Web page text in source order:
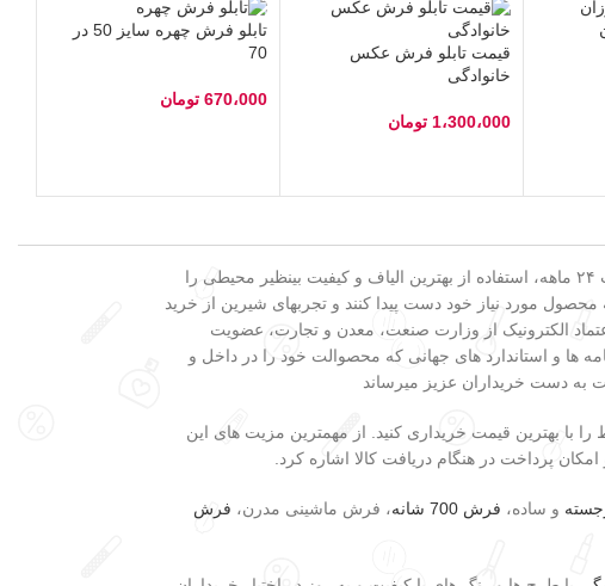
قیمت تابلو فرش عکس
خانوادگی
1،300،000 تومان
تابلو فرش چهره سایز 50 در
70
670،000 تومان
به عنوان یکی از بزرگترین فروشگاه تخصصی فروش فرش در کشور، در کنار تنوع محصولات، ضمانت ۲۴ ماهه، استفاده از بهترین الیاف و کیفیت بینظیر محیطی را
محصول مورد نیاز خود دست پیدا کنند و تجربهای شیرین از خرید
الکترونیک از وزارت صنعت، معدن و تجارت، عضویت
ها و استاندارد های جهانی که محصوالت خود را در داخل و
به دست خریداران عزیز میرساند
با بهترین قیمت خریداری کنید. از مهمترین مزیت های این
و ساده، فرش 700 شانه ، فرش ماشینی مدرن، فرش